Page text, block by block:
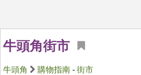
牛頭角街市
牛頭角 購物指南 - 街市